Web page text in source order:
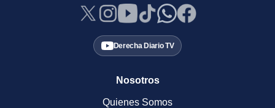
Derecha Diario TV
Nosotros
Quienes Somos